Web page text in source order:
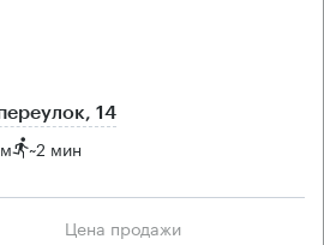
14
~2 мин
Цена продажи